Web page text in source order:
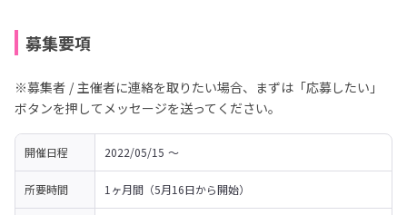
募集要項
※募集者 / 主催者に連絡を取りたい場合、まずは「応募したい」
ボタンを押してメッセージを送ってください。
開催日程 2022/05/15 〜
所要時間 1ヶ月間（5月16日から開始）